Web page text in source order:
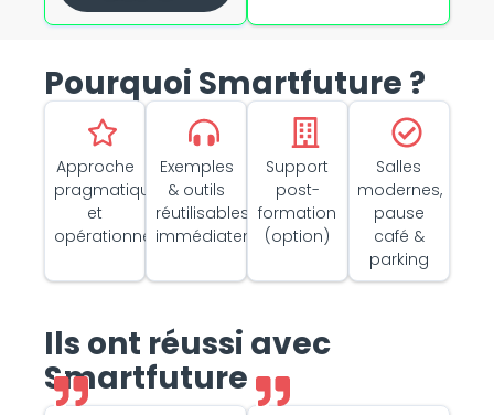
Pourquoi Smartfuture ?
Approche
pragmatique
et
opérationnelle
Exemples
& outils
réutilisables
immédiatement
Support
post-
formation
(option)
Salles
modernes,
pause
café &
parking
Ils ont réussi avec
Smartfuture